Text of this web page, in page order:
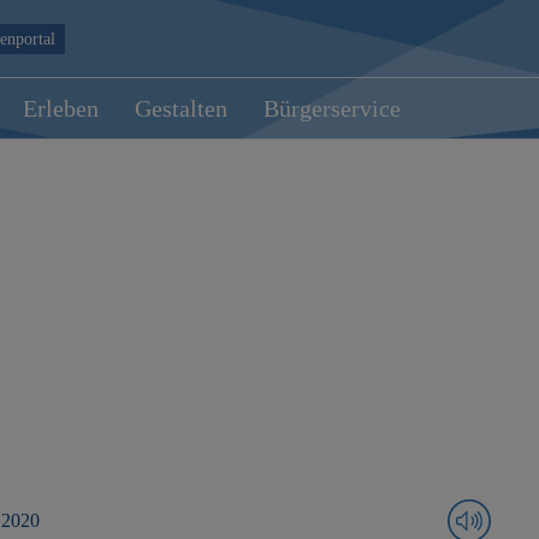
Erleben Gestalten Bürgerservice